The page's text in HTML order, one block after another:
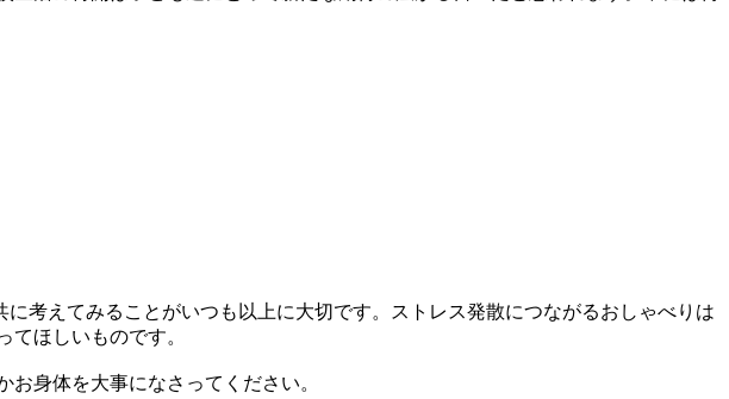
考えてみることがいつも以上に大切です。ストレス発散につながるおしゃべりは
ほしいものです。
身体を大事になさってください。